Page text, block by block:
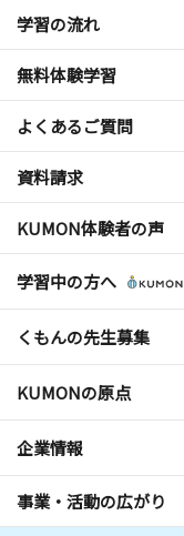
学習の流れ
無料体験学習
よくあるご質問
資料請求
KUMON体験者の声
学習中の方へ
くもんの先生募集
KUMONの原点
企業情報
事業・活動の広がり